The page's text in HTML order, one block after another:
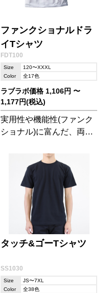
ファンクショナルドラ
イTシャツ
FDT100
Size
120〜XXXL
Color
全17色
ラブラボ価格 1,106円 〜
1,177円(税込)
実用性や機能性(ファンク
ショナル)に富んだ、両面
タッチ&ゴーTシャツ
SS1030
Size
JS〜7XL
Color
全38色